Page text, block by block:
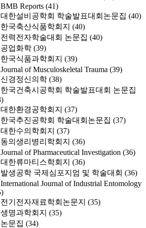
BMB Reports (41)
대한설비공학회 학술발표대회논문집 (40)
한국축산식품학회지 (40)
전력전자학술대회 논문집 (40)
공업화학 (39)
한국식품과학회지 (39)
Journal of Musculoskeletal Trauma (39)
신경정신의학 (38)
한국건축시공학회 학술발표대회 논문집
대한환경공학회지 (37)
한국추진공학회 학술대회논문집 (37)
대한수의학회지 (37)
동의생리병리학회지 (36)
Journal of Pharmaceutical Investigation (36)
대한류마티스학회지 (36)
발생공학 국제심포지엄 및 학술대회 (36)
International Journal of Industrial Entomology
전기전자재료학회논문지 (35)
생명과학회지 (35)
논문집 (34)